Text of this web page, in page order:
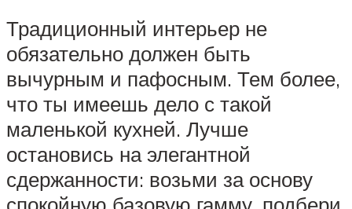
Традиционный интерьер не
обязательно должен быть
вычурным и пафосным. Тем более,
что ты имеешь дело с такой
маленькой кухней. Лучше
остановись на элегантной
сдержанности: возьми за основу